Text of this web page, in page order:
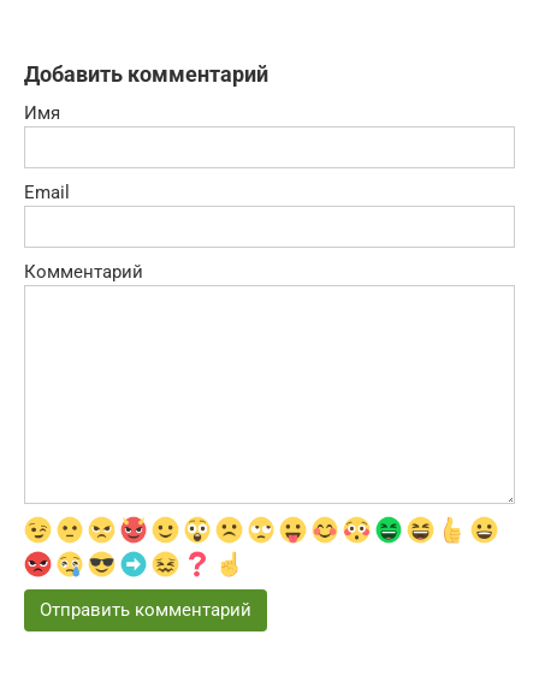
Добавить комментарий
Имя
Email
Комментарий